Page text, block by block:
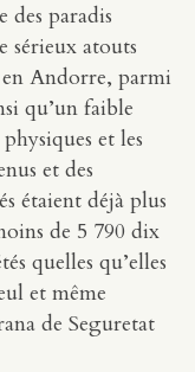
paradis
sérieux atouts
Andorre, parmi
qu’un faible
et les
et des
étaient déjà plus
de 5 790 dix
quelles qu’elles
et même
de Seguretat